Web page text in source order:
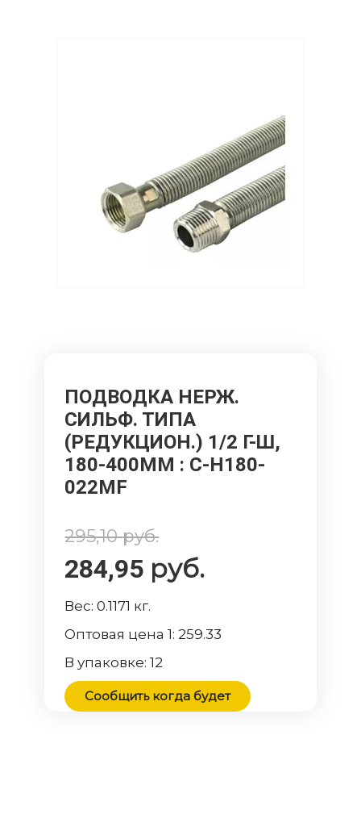
ПОДВОДКА НЕРЖ.
СИЛЬФ. ТИПА
(РЕДУКЦИОН.) 1/2 Г-Ш,
180-400ММ : C-H180-
022MF
295,10руб.
284,95 руб.
Вес:0.1171 кг.
Оптовая цена 1: 259.33
В упаковке:12
Сообщить когда будет